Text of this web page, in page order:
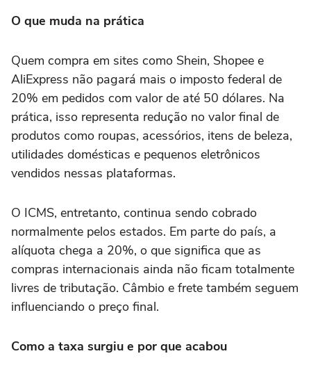
O que muda na prática
Quem compra em sites como Shein, Shopee e
AliExpress não pagará mais o imposto federal de
20% em pedidos com valor de até 50 dólares. Na
prática, isso representa redução no valor final de
produtos como roupas, acessórios, itens de beleza,
utilidades domésticas e pequenos eletrônicos
vendidos nessas plataformas.
O ICMS, entretanto, continua sendo cobrado
normalmente pelos estados. Em parte do país, a
alíquota chega a 20%, o que significa que as
compras internacionais ainda não ficam totalmente
livres de tributação. Câmbio e frete também seguem
influenciando o preço final.
Como a taxa surgiu e por que acabou